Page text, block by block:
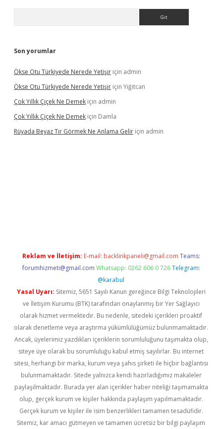
Son yorumlar
Ökse Otu Türkiyede Nerede Yetişir için admin
Ökse Otu Türkiyede Nerede Yetişir için Yiğitcan
Çok Yıllık Çiçek Ne Demek için admin
Çok Yıllık Çiçek Ne Demek için Damla
Rüyada Beyaz Tır Görmek Ne Anlama Gelir için admin
Reklam ve İletişim: E-mail: backlinkpaneli@gmail.com Teams:
forumhizmeti@gmail.com Whatsapp: 0262 606 0 726 Telegram:
@karabul
Yasal Uyarı: Sitemiz, 5651 Sayılı Kanun gereğince Bilgi Teknolojileri
ve İletişim Kurumu (BTK) tarafından onaylanmış bir Yer Sağlayıcı
olarak hizmet vermektedir. Bu nedenle, sitedeki içerikleri proaktif
olarak denetleme veya araştırma yükümlülüğümüz bulunmamaktadır.
Ancak, üyelerimiz yazdıkları içeriklerin sorumluluğunu taşımakta olup,
siteye üye olarak bu sorumluluğu kabul etmiş sayılırlar. Bu internet
sitesi, herhangi bir marka, kurum veya şahıs şirketi ile hiçbir bağlantısı
bulunmamaktadır. Sitede yalnızca kendi hazırladığımız makaleler
paylaşılmaktadır. Burada yer alan içerikler haber niteliği taşımamakta
olup, gerçek kurum ve kişiler hakkında paylaşım yapılmamaktadır.
Gerçek kurum ve kişiler ile isim benzerlikleri tamamen tesadüfidir.
Sitemiz, kar amacı gütmeyen ve tamamen ücretsiz bir bilgi paylaşım